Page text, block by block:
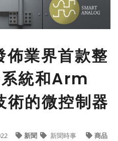
業界首款整
統和Arm
的微控制器
新聞 新聞時事 商品